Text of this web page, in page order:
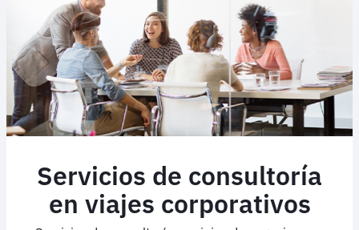
Servicios de consultoría
en viajes corporativos